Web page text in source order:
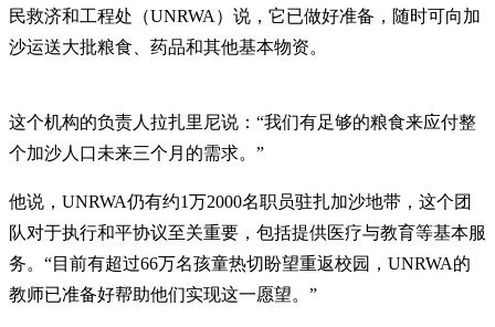
民救济和工程处（UNRWA）说，它已做好准备，随时可向加
沙运送大批粮食、药品和其他基本物资。
这个机构的负责人拉扎里尼说：“我们有足够的粮食来应付整
个加沙人口未来三个月的需求。”
他说，UNRWA仍有约1万2000名职员驻扎加沙地带，这个团
队对于执行和平协议至关重要，包括提供医疗与教育等基本服
务。“目前有超过66万名孩童热切盼望重返校园，UNRWA的
教师已准备好帮助他们实现这一愿望。”